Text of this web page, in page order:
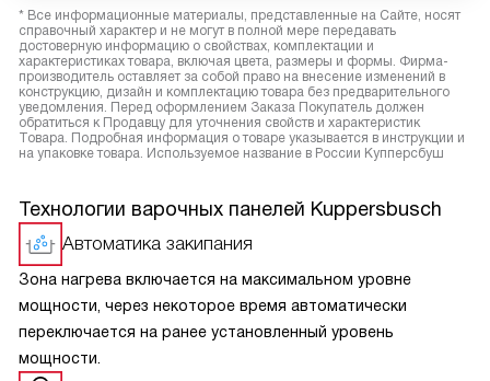
* Все информационные материалы, представленные на Сайте, носят
справочный характер и не могут в полной мере передавать
достоверную информацию о свойствах, комплектации и
характеристиках товара, включая цвета, размеры и формы. Фирма-
производитель оставляет за собой право на внесение изменений в
конструкцию, дизайн и комплектацию товара без предварительного
уведомления. Перед оформлением Заказа Покупатель должен
обратиться к Продавцу для уточнения свойств и характеристик
Товара. Подробная информация о товаре указывается в инструкции и
на упаковке товара. Используемое название в России Купперсбуш
Технологии варочных панелей Kuppersbusch
Автоматика закипания
Зона нагрева включается на максимальном уровне
мощности, через некоторое время автоматически
переключается на ранее установленный уровень
мощности.